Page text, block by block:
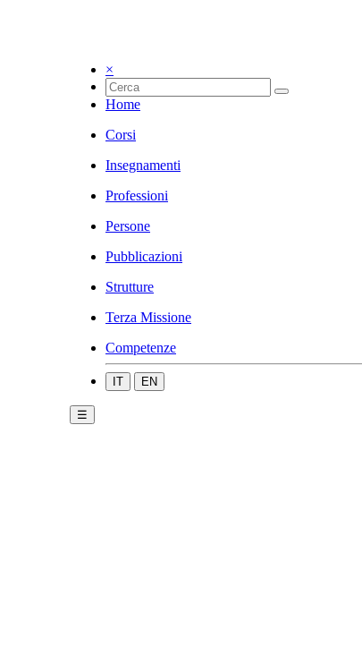
×
Home
Corsi
Insegnamenti
Professioni
Persone
Pubblicazioni
Strutture
Terza Missione
Competenze
IT EN
☰